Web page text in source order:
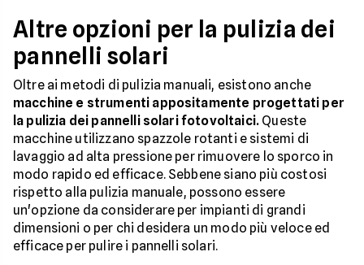
Altre opzioni per la pulizia dei
pannelli solari
Oltre ai metodi di pulizia manuali, esistono anche
macchine e strumenti appositamente progettati per
la pulizia dei pannelli solari fotovoltaici. Queste
macchine utilizzano spazzole rotanti e sistemi di
lavaggio ad alta pressione per rimuovere lo sporco in
modo rapido ed efficace. Sebbene siano più costosi
rispetto alla pulizia manuale, possono essere
un'opzione da considerare per impianti di grandi
dimensioni o per chi desidera un modo più veloce ed
efficace per pulire i pannelli solari.